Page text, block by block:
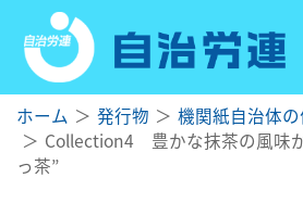
ホーム 発行物 機関紙自治体
Collection4 豊かな抹茶の風味
っ茶”